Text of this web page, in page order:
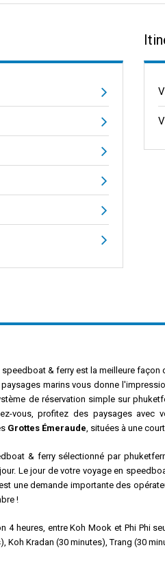
& ferry est la meilleure façon
paysages marins vous donne
de réservation simple sur
vous, profitez des paysages
Grottes Émeraude, situées à une
& ferry sélectionné par
Le jour de votre voyage en
une demande importante des
!
heures, entre Koh Mook et Phi Phi
Kradan (30 minutes), Trang (30